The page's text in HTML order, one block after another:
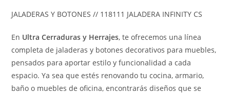
JALADERAS Y BOTONES // 118111 JALADERA INFINITY CS
En Ultra Cerraduras y Herrajes, te ofrecemos una línea
completa de jaladeras y botones decorativos para muebles,
pensados para aportar estilo y funcionalidad a cada
espacio. Ya sea que estés renovando tu cocina, armario,
baño o muebles de oficina, encontrarás diseños que se